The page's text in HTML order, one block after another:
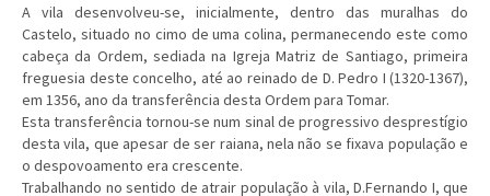
A vila desenvolveu-se, inicialmente, dentro das muralhas do
Castelo, situado no cimo de uma colina, permanecendo este como
cabeça da Ordem, sediada na Igreja Matriz de Santiago, primeira
freguesia deste concelho, até ao reinado de D. Pedro I (1320-1367),
em 1356, ano da transferência desta Ordem para Tomar.
Esta transferência tornou-se num sinal de progressivo desprestígio
desta vila, que apesar de ser raiana, nela não se fixava população e
o despovoamento era crescente.
Trabalhando no sentido de atrair população à vila, D.Fernando I, que